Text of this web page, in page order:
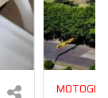
MOTOGP